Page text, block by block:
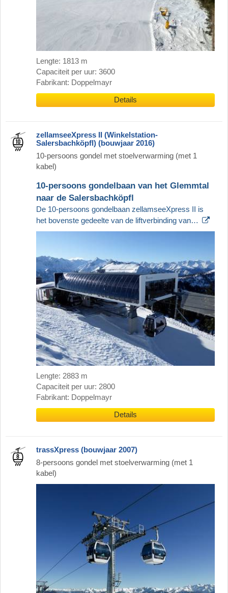
Lengte: 1813 m
Capaciteit per uur: 3600
Fabrikant: Doppelmayr
Details
zellamseeXpress II (Winkelstation-
Salersbachköpfl) (bouwjaar 2016)
10-persoons gondel met stoelverwarming (met 1
kabel)
10-persoons gondelbaan van het Glemmtal
naar de Salersbachköpfl
De 10-persoons gondelbaan zellamseeXpress II is
het bovenste gedeelte van de liftverbinding van…
Lengte: 2883 m
Capaciteit per uur: 2800
Fabrikant: Doppelmayr
Details
trassXpress (bouwjaar 2007)
8-persoons gondel met stoelverwarming (met 1
kabel)